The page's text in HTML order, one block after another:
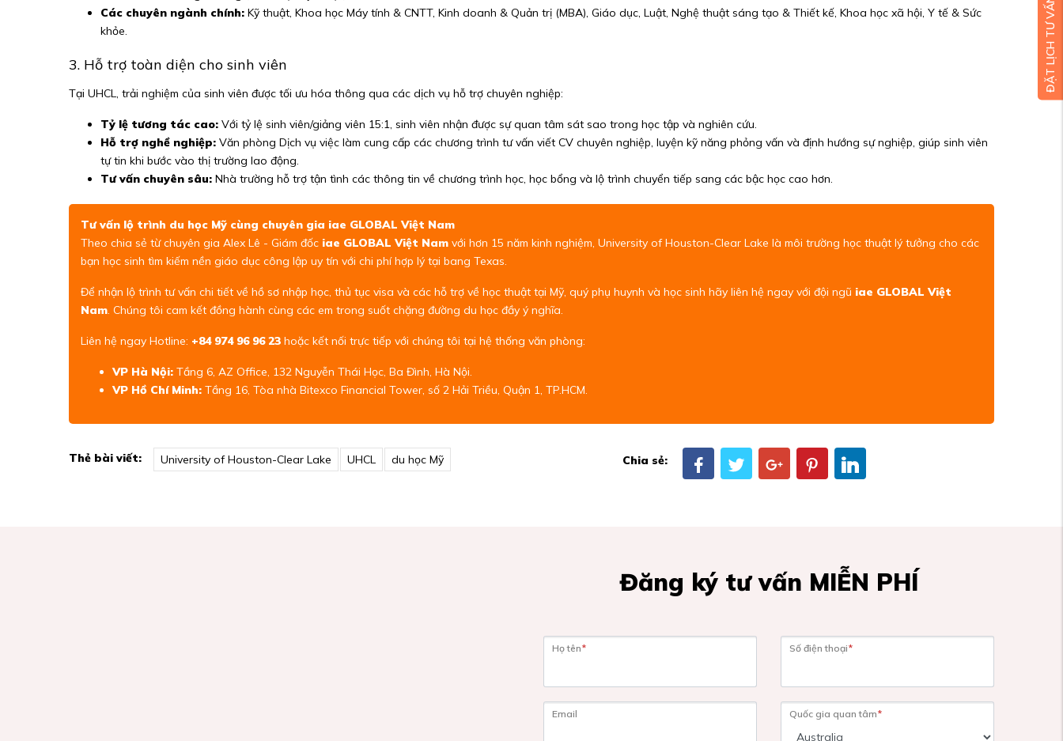
Các chuyên ngành chính: Kỹ thuật, Khoa học Máy tính & CNTT, Kinh doanh & Quản trị (MBA), Giáo dục, Luật, Nghệ thuật sáng tạo & Thiết kế, Khoa học xã hội, Y tế & Sức
khỏe.
3. Hỗ trợ toàn diện cho sinh viên
Tại UHCL, trải nghiệm của sinh viên được tối ưu hóa thông qua các dịch vụ hỗ trợ chuyên nghiệp:
Tỷ lệ tương tác cao: Với tỷ lệ sinh viên/giảng viên 15:1, sinh viên nhận được sự quan tâm sát sao trong học tập và nghiên cứu.
Hỗ trợ nghề nghiệp: Văn phòng Dịch vụ việc làm cung cấp các chương trình tư vấn viết CV chuyên nghiệp, luyện kỹ năng phỏng vấn và định hướng sự nghiệp, giúp sinh viên
tự tin khi bước vào thị trường lao động.
Tư vấn chuyên sâu: Nhà trường hỗ trợ tận tình các thông tin về chương trình học, học bổng và lộ trình chuyển tiếp sang các bậc học cao hơn.
Tư vấn lộ trình du học Mỹ cùng chuyên gia iae GLOBAL Việt Nam
Theo chia sẻ từ chuyên gia Alex Lê - Giám đốc iae GLOBAL Việt Nam với hơn 15 năm kinh nghiệm, University of Houston-Clear Lake là môi trường học thuật lý tưởng cho các
bạn học sinh tìm kiếm nền giáo dục công lập uy tín với chi phí hợp lý tại bang Texas.
Để nhận lộ trình tư vấn chi tiết về hồ sơ nhập học, thủ tục visa và các hỗ trợ về học thuật tại Mỹ, quý phụ huynh và học sinh hãy liên hệ ngay với đội ngũ iae GLOBAL Việt
Nam. Chúng tôi cam kết đồng hành cùng các em trong suốt chặng đường du học đầy ý nghĩa.
Liên hệ ngay Hotline: +84 974 96 96 23 hoặc kết nối trực tiếp với chúng tôi tại hệ thống văn phòng:
VP Hà Nội: Tầng 6, AZ Office, 132 Nguyễn Thái Học, Ba Đình, Hà Nội.
VP Hồ Chí Minh: Tầng 16, Tòa nhà Bitexco Financial Tower, số 2 Hải Triều, Quận 1, TP.HCM.
Thẻ bài viết: University of Houston-Clear Lake UHCL du học Mỹ Chia sẻ:
Đăng ký tư vấn MIỄN PHÍ
Họ tên* Số điện thoại*
Email Quốc gia quan tâm*